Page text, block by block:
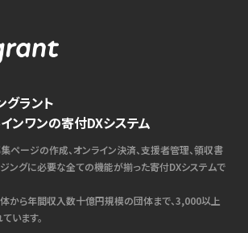
グラント
ンワンの寄付DXシステム
ページの作成、オンライン決済、支援者管理、領収書
ジングに必要な全ての機能が揃った寄付DXシステムで
から年間収入数十億円規模の団体まで、3,000以上
います。